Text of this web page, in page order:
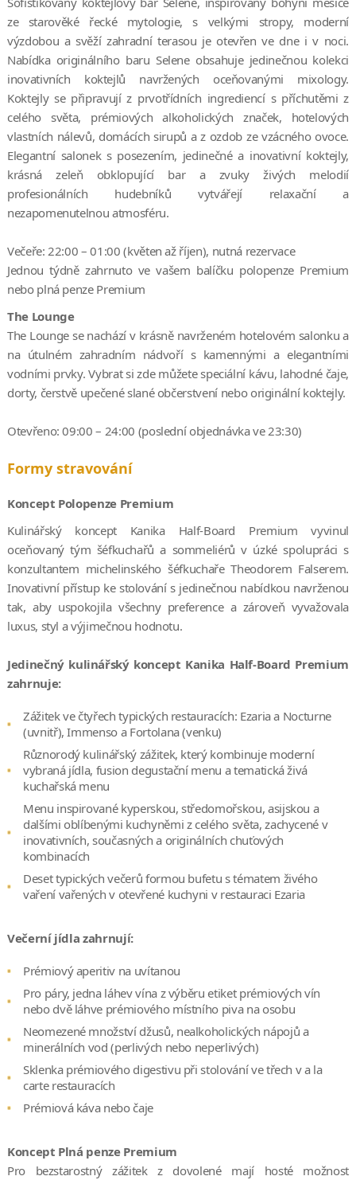
ze starověké řecké mytologie, s velkými stropy, moderní
výzdobou a svěží zahradní terasou je otevřen ve dne i v noci.
Nabídka originálního baru Selene obsahuje jedinečnou kolekci
inovativních koktejlů navržených oceňovanými mixology.
Koktejly se připravují z prvotřídních ingrediencí s příchutěmi z
celého světa, prémiových alkoholických značek, hotelových
vlastních nálevů, domácích sirupů a z ozdob ze vzácného ovoce.
Elegantní salonek s posezením, jedinečné a inovativní koktejly,
krásná zeleň obklopující bar a zvuky živých melodií
profesionálních hudebníků vytvářejí relaxační a
nezapomenutelnou atmosféru.
Večeře: 22:00 – 01:00 (květen až říjen), nutná rezervace
Jednou týdně zahrnuto ve vašem balíčku polopenze Premium
nebo plná penze Premium
The Lounge
The Lounge se nachází v krásně navrženém hotelovém salonku a
na útulném zahradním nádvoří s kamennými a elegantními
vodními prvky. Vybrat si zde můžete speciální kávu, lahodné čaje,
dorty, čerstvě upečené slané občerstvení nebo originální koktejly.
Otevřeno: 09:00 – 24:00 (poslední objednávka ve 23:30)
Formy stravování
Koncept Polopenze Premium
Kulinářský koncept Kanika Half-Board Premium vyvinul
oceňovaný tým šéfkuchařů a sommeliérů v úzké spolupráci s
konzultantem michelinského šéfkuchaře Theodorem Falserem.
Inovativní přístup ke stolování s jedinečnou nabídkou navrženou
tak, aby uspokojila všechny preference a zároveň vyvažovala
luxus, styl a výjimečnou hodnotu.
Jedinečný kulinářský koncept Kanika Half-Board Premium
zahrnuje:
Zážitek ve čtyřech typických restauracích: Ezaria a Nocturne
(uvnitř), Immenso a Fortolana (venku)
Různorodý kulinářský zážitek, který kombinuje moderní
vybraná jídla, fusion degustační menu a tematická živá
kuchařská menu
Menu inspirované kyperskou, středomořskou, asijskou a
dalšími oblíbenými kuchyněmi z celého světa, zachycené v
inovativních, současných a originálních chuťových
kombinacích
Deset typických večerů formou bufetu s tématem živého
vaření vařených v otevřené kuchyni v restauraci Ezaria
Večerní jídla zahrnují:
Prémiový aperitiv na uvítanou
Pro páry, jedna láhev vína z výběru etiket prémiových vín
nebo dvě láhve prémiového místního piva na osobu
Neomezené množství džusů, nealkoholických nápojů a
minerálních vod (perlivých nebo neperlivých)
Sklenka prémiového digestivu při stolování ve třech v a la
carte restauracích
Prémiová káva nebo čaje
Koncept Plná penze Premium
Pro bezstarostný zážitek z dovolené mají hosté možnost